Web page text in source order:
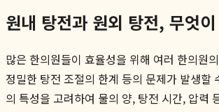
원내 탕전과 원외 탕전, 무엇
많은 한의원들이 효율성을 위해 여러 한의원
정밀한 탕전 조절의 한계 등의 문제가 발생할
의 특성을 고려하여 물의 양, 탕전 시간, 압력